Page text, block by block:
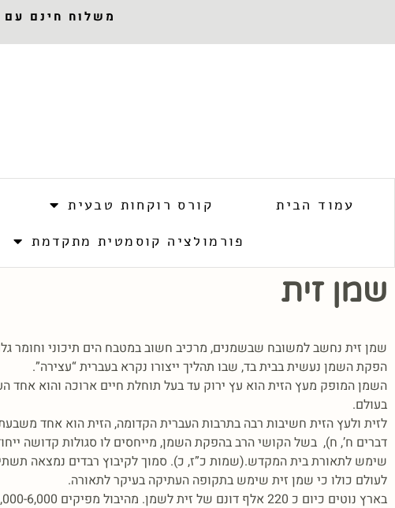
משלוח חינם עם
עמוד הבית קורס רוקחות טבעית
פורמולציה קוסמטית מתקדמת
שמן זית
שמן זית נחשב למשובח שבשמנים, מרכיב חשוב במטבח הים תיכוני וחומר
הפקת השמן נעשית בבית בד, שבו תהליך ייצורו נקרא בעברית “עצירה”.
בעולם.
לזית ולעץ הזית חשיבות רבה בתרבות העברית הקדומה, הזית הוא אחד
דברים ח’, ח), בשל הקושי הרב בהפקת השמן, מייחסים לו סגולות קדושה
שימש לתאורת בית המקדש.(שמות כ”ז, כ). סמוך לקיבוץ רבדים נמצאה
לעולם כולו כי שמן זית שימש בתקופה העתיקה בעיקר לתאורה.